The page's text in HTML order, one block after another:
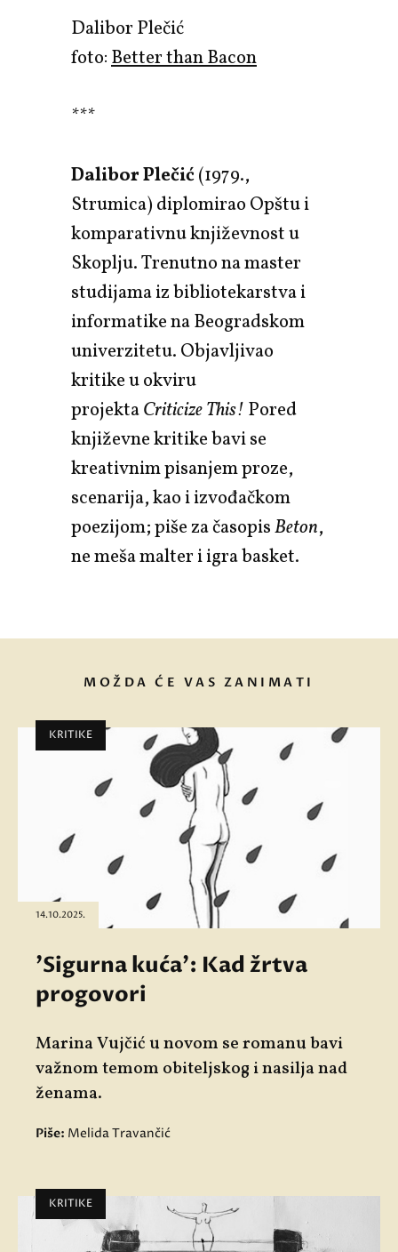
Dalibor Plečić
foto: Better than Bacon
***
Dalibor Plečić(1979.,
Strumica) diplomirao Opštu i
komparativnu književnost u
Skoplju. Trenutno na master
studijama iz bibliotekarstva i
informatike na Beogradskom
univerzitetu. Objavljivao
kritike u okviru
projektaCriticize This! Pored
književne kritike bavi se
kreativnim pisanjem proze,
scenarija, kao i izvođačkom
poezijom; piše za časopisBeton,
ne meša malter i igra basket.
MOŽDA ĆE VAS ZANIMATI
KRITIKE
14.10.2025.
'Sigurna kuća': Kad žrtva
progovori
Marina Vujčić u novom se romanu bavi
važnom temom obiteljskog i nasilja nad
ženama.
Piše: Melida Travančić
KRITIKE